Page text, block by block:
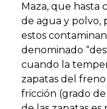
Maza, que hasta
de agua y polvo,
estos
denominado
cuando la
zapatas del
fricción (grado